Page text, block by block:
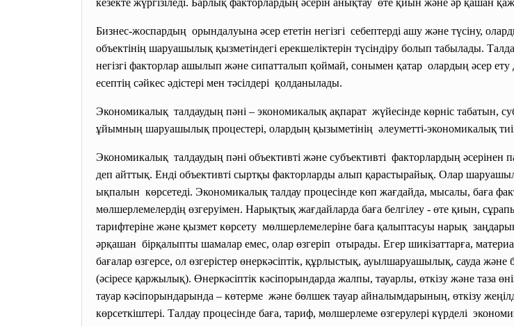
кезекте жүргізіледі. Барлық факторлардың әсерін анықтау өте қиын және әр қашан
Бизнес-жоспардың орындалуына әсер ететін негізгі себептерді ашу және түсіну,
объектінің шаруашылық қызметіндегі ерекшеліктерін түсіндіру болып табылады.
негізгі факторлар ашылып және сипатталып қоймай, сонымен қатар олардың әсер
есептің сәйкес әдістері мен тәсілдері қолданылады.
Экономикалық талдаудың пәні – экономикалық ақпарат жүйесінде көрніс табатын,
ұйымның шаруашылық процестері, олардың қызыметінің әлеуметті-экономикалық
Экономикалық талдаудың пәні объективті және субъективті факторлардың
деп айттық. Енді объективті сыртқы факторларды алып қарастырайық. Олар
ықпалын көрсетеді. Экономикалық талдау процесінде көп жағдайда, мысалы, баға
мөлшерлемелердің өзгеруімен. Нарықтық жағдайларда баға белгілеу - өте қиын,
тарифтеріне және қызмет көрсету мөлшерлемелеріне баға қалыптасуы нарық
әрқашан бірқалыпты шамалар емес, олар өзгеріп отырады. Егер шикізаттарға,
бағалар өзгерсе, ол өзгерістер өнеркәсіптік, құрлыстық, ауылшаруашылық, сауда
(әсіресе қаржылық). Өнеркәсіптік кәсіпорындарда жалпы, тауарлы, өткізу және таза
тауар кәсіпорындарында – көтерме және бөлшек тауар айналымдарының, өткізу
көрсеткіштері. Талдау процесінде баға, тариф, мөлшерлеме өзгерулері күрделі